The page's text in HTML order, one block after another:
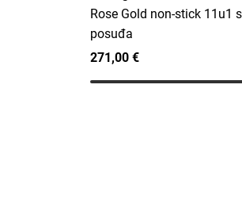
Rose Gold non-stick 11u1
posuđa
271,00 €